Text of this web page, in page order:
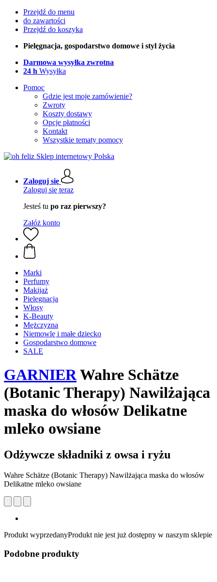
Przejdź do menu
do zawartości
Przejdź do koszyka
Pielęgnacja, gospodarstwo domowe i styl życia
Darmowa wysyłka zwrotna
24 h Wysyłka
Pomoc
Gdzie jest moje zamówienie?
Zwroty
Koszty dostawy
Opcje płatności
Kontakt
Wszystkie tematy pomocy
Zaloguj się
Zaloguj się teraz
Jesteś tu po raz pierwszy?
Załóż konto
Marki
Perfumy
Makijaż
Pielęgnacja
Włosy
K-Beauty
Mężczyzna
Niemowlę i małe dziecko
Gospodarstwo domowe
SALE
GARNIERWahre Schätze
(Botanic Therapy) Nawilżająca
maska do włosów Delikatne
mleko owsiane
Odżywcze składniki z owsa i ryżu
Wahre Schätze (Botanic Therapy) Nawilżająca maska do włosów
Delikatne mleko owsiane
Produkt wyprzedanyProdukt nie jest już dostępny w naszym sklepie
Podobne produkty